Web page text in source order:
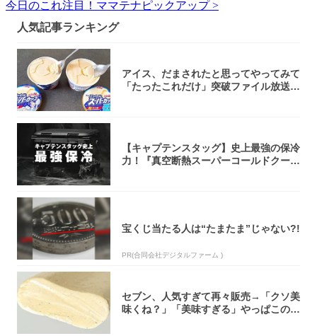
今日のこれ注目！ママテナピックアップ >
人気記事ランキング
アイス、だまされたと思ってやってみて
「たったこれだけ」突破ファイル放送で
【キャプテンスタッグ】史上最強の保冷
力！『真空断熱スーパーコールドクーラ
宝くじ当たる人は“たまたま”じゃない?!
PR(合同会社デジタルファーム )
セブン、人気すぎて再々販売→「クソ美
味くね？」「美味すぎる」やっぱこのク